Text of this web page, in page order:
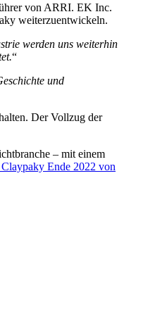
von ARRI. EK Inc.
weiterzuentwickeln.
werden uns weiterhin
“
und
Der Vollzug der
– mit einem
Ende 2022 von